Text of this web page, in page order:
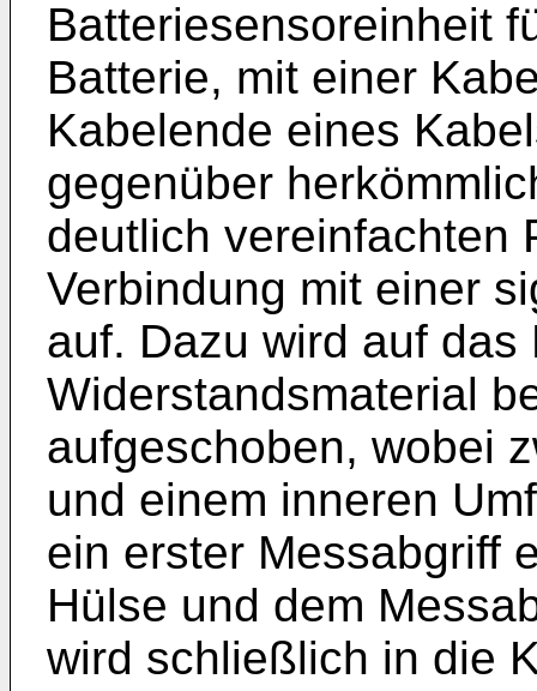
Batteriesensoreinheit
Batterie, mit einer
Kabelende eines
gegenüber
deutlich vereinfachten
Verbindung mit einer
auf. Dazu wird auf
Widerstandsmaterial
aufgeschoben, wobei
und einem inneren
ein erster Messabgriff
Hülse und dem
wird schließlich in die